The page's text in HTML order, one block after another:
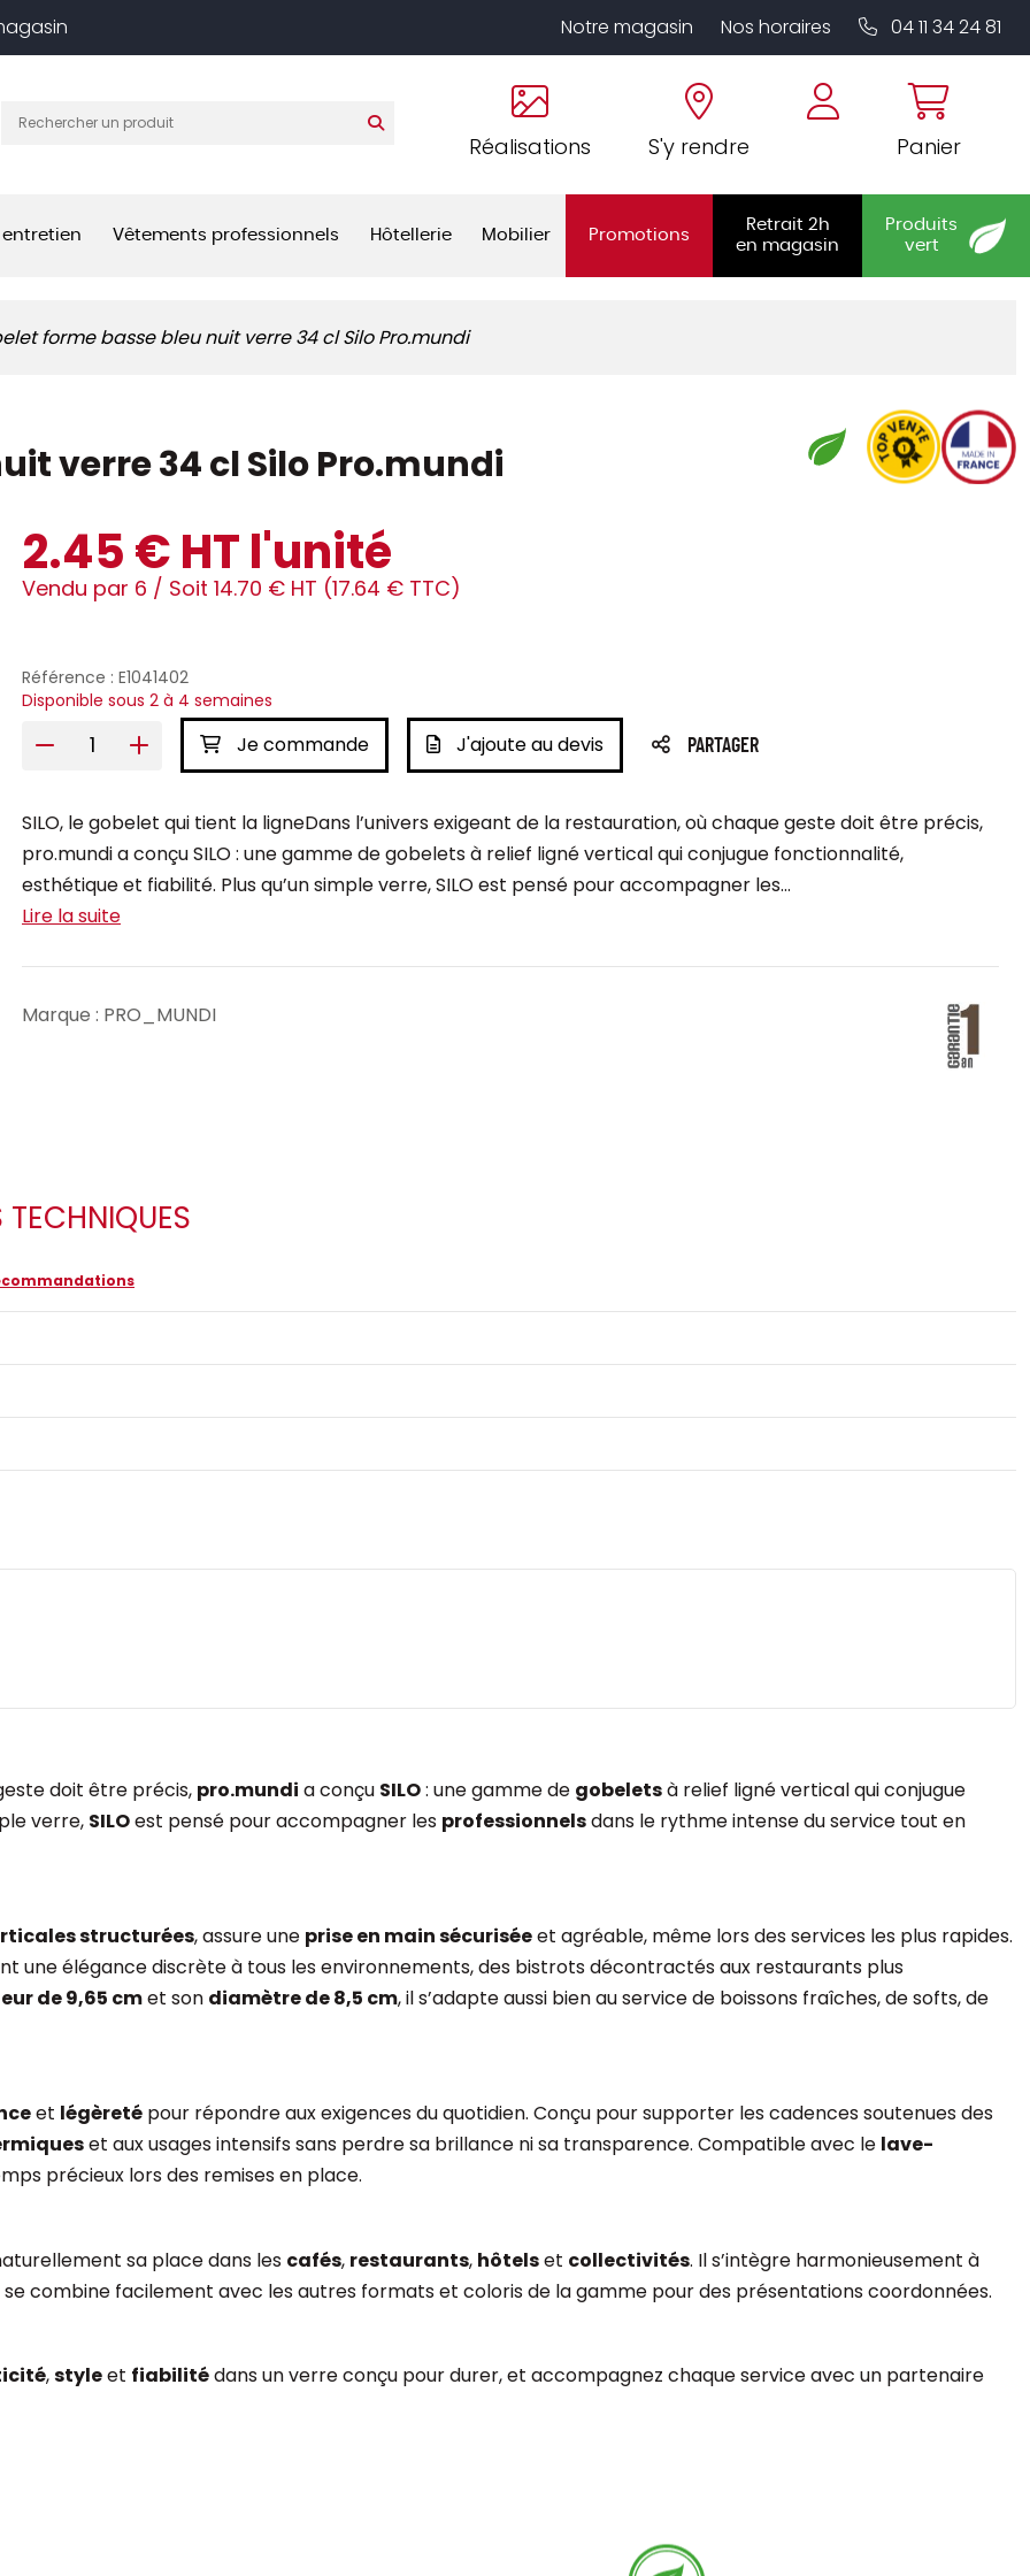
Notre magasin Nos horaires 04 11 34 24 81
Réalisations S'y rendre Panier
entretien Vêtements professionnels Hôtellerie Mobilier Promotions
Retrait 2h
en magasin
Produits
vert
forme basse bleu nuit verre 34 cl Silo Pro.mundi
verre 34 cl Silo Pro.mundi
2.45 € HT l'unité
Vendu par 6 / Soit 14.70 € HT (17.64 € TTC)
Référence : E1041402
Disponible sous 2 à 4 semaines
Je commande J'ajoute au devis PARTAGER
SILO, le gobelet qui tient la ligneDans l’univers exigeant de la restauration, où chaque geste doit être précis,
pro.mundi a conçu SILO : une gamme de gobelets à relief ligné vertical qui conjugue fonctionnalité,
esthétique et fiabilité. Plus qu’un simple verre, SILO est pensé pour accompagner les...
Lire la suite
Marque : PRO_MUNDI
doit être précis, pro.mundi a conçu SILO: une gamme de gobeletsà relief ligné vertical qui conjugue
verre, SILOest pensé pour accompagner les professionnelsdans le rythme intense du service tout en
structurées, assure une prise en main sécuriséeet agréable, même lors des services les plus rapides.
une élégance discrète à tous les environnements, des bistrots décontractés aux restaurants plus
de 9,65 cmet son diamètre de 8,5 cm, il s’adapte aussi bien au service de boissons fraîches, de softs, de
et légèreté pour répondre aux exigences du quotidien. Conçu pour supporter les cadences soutenues des
et aux usages intensifs sans perdre sa brillance ni sa transparence. Compatible avec le lave-
précieux lors des remises en place.
sa place dans les cafés, restaurants, hôtelset collectivités. Il s’intègre harmonieusement à
combine facilement avec les autres formats et coloris de la gamme pour des présentations coordonnées.
,styleet fiabilitédans un verre conçu pour durer, et accompagnez chaque service avec un partenaire